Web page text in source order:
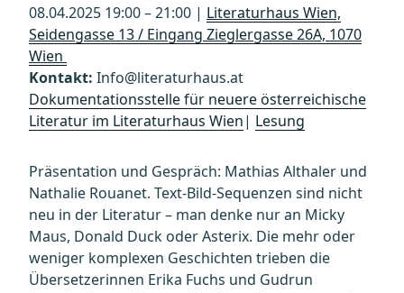
08.04.2025 19:00 – 21:00 | Literaturhaus Wien,
Seidengasse 13 / Eingang Zieglergasse 26A, 1070
Wien
Kontakt: Info@literaturhaus.at
Dokumentationsstelle für neuere österreichische
Literatur im Literaturhaus Wien| Lesung
Präsentation und Gespräch: Mathias Althaler und
Nathalie Rouanet. Text-Bild-Sequenzen sind nicht
neu in der Literatur – man denke nur an Micky
Maus, Donald Duck oder Asterix. Die mehr oder
weniger komplexen Geschichten trieben die
Übersetzerinnen Erika Fuchs und Gudrun